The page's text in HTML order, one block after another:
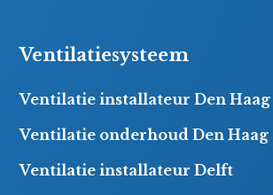
Ventilatiesysteem
Ventilatie installateur Den Haag
Ventilatie onderhoud Den Haag
Ventilatie installateur Delft